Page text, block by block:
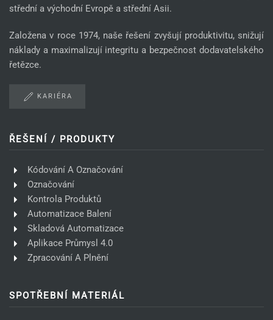
střední a východní Evropě a střední Asii.
Založena v roce 1974, naše řešení zvyšují produktivitu, snižují
náklady a maximalizují integritu a bezpečnost dodavatelského
řetězce.
KARIÉRA
ŘEŠENÍ / PRODUKTY
Kódování A Označování
Označování
Kontrola Produktů
Automatizace Balení
Skladová Automatizace
Aplikace Průmysl 4.0
Zpracování A Plnění
SPOTŘEBNÍ MATERIÁL